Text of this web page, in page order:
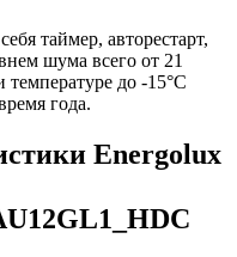
таймер, авторестарт,
шума всего от 21
до -15°C
года.
Energolux